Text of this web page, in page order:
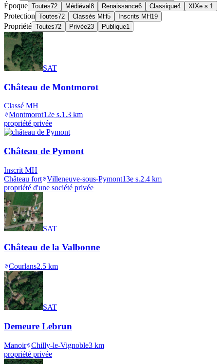
Époque Toutes72 Médiéval 8 Renaissance6 Classique4 XIXe s. 1
Protection Toutes72 Classés MH5 Inscrits MH19
Propriété Toutes72 Privée23 Publique1
SAT
Château de Montmorot
Classé MH
Montmorot12e s.1.3 km
propriété privée
Château de Pymont
Inscrit MH
Château fort Villeneuve-sous-Pymont13e s.2.4 km
propriété d'une société privée
SAT
Château de la Valbonne
Courlans2.5 km
SAT
Demeure Lebrun
Manoir Chilly-le-Vignoble3 km
propriété privée